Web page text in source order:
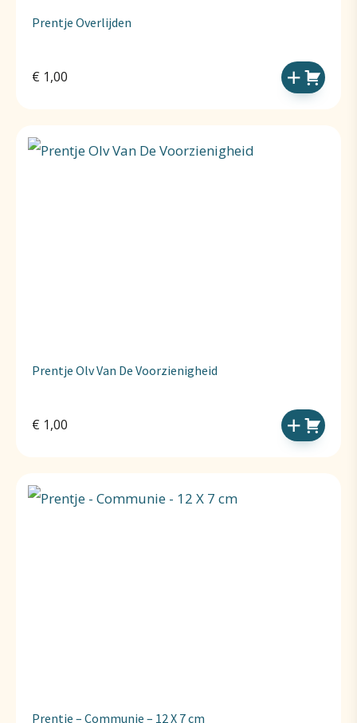
Prentje Overlijden
€ 1,00
Prentje Olv Van De Voorzienigheid
€ 1,00
Prentje – Communie – 12 X 7 cm